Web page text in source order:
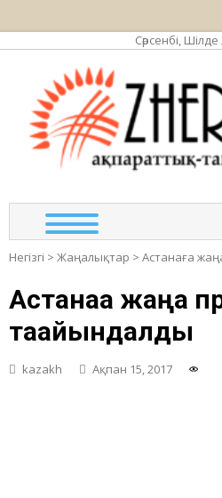
Сәрсенбі,
Негізгі > Жаңалықтар > Астанаға
Астанаға жаңа
тағайындалды
kazakh Ақпан 15, 2017